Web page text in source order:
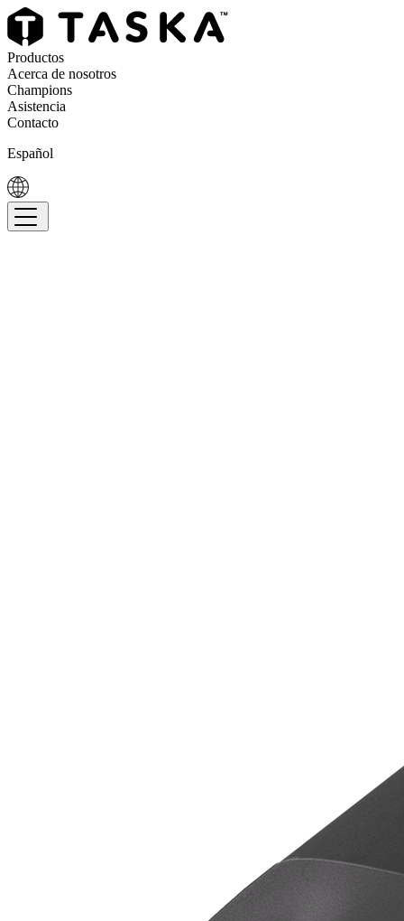
Productos
Acerca de nosotros
Champions
Asistencia
Contacto
Español